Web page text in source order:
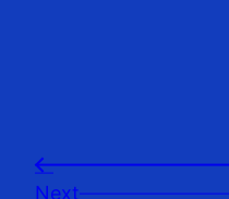
←
Next